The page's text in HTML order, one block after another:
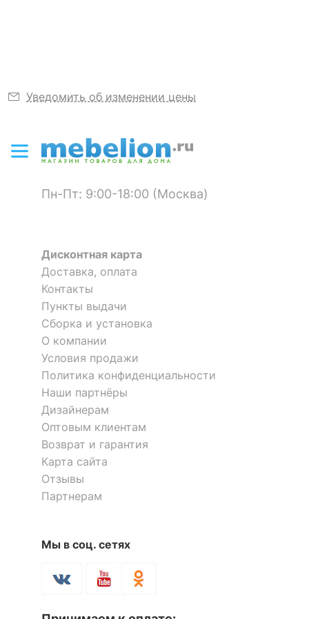
ДОПОЛНИТЕЛЬНАЯ ИНФОРМАЦИЯ
Уведомить об изменении цены
Пн-Пт: 9:00-18:00 (Москва)
Дисконтная карта
Доставка, оплата
Контакты
Пункты выдачи
Сборка и установка
О компании
Условия продажи
Политика конфиденциальности
Наши партнёры
Дизайнерам
Оптовым клиентам
Возврат и гарантия
Карта сайта
Отзывы
Партнерам
Мы в соц. сетях